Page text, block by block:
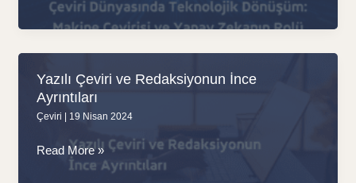
Dünyasında
Teknolojik
Çevirisi
ve
Yapay
Zekanın
Yazılı Çeviri ve Redaksiyonun İnce
Ayrıntıları
Çeviri | 19 Nisan 2024
Yazılı
Read More »